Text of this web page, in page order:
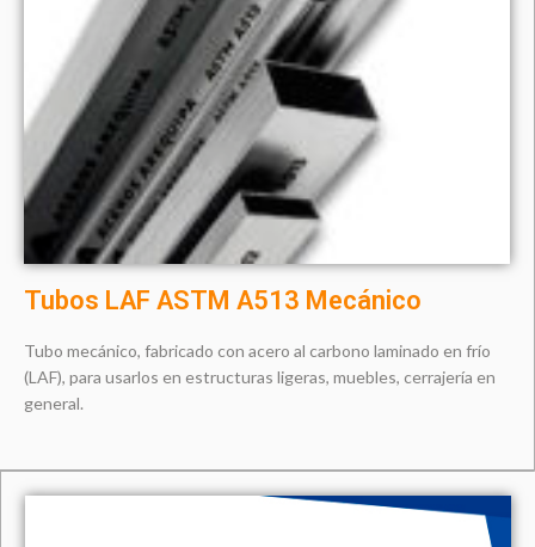
Tubos LAF ASTM A513 Mecánico
Tubo mecánico, fabricado con acero al carbono laminado en frío
(LAF), para usarlos en estructuras ligeras, muebles, cerrajería en
general.